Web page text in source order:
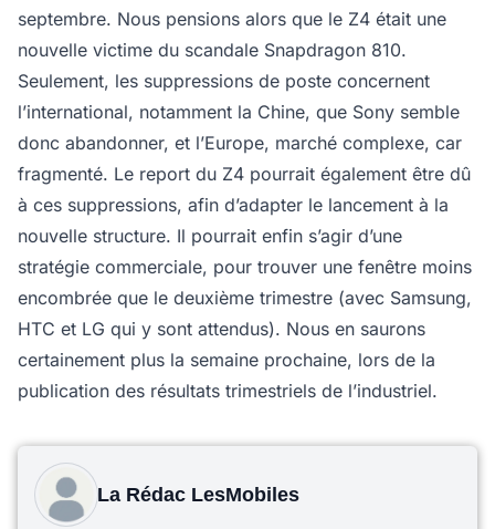
septembre. Nous pensions alors que le Z4 était une
nouvelle victime du scandale Snapdragon 810.
Seulement, les suppressions de poste concernent
l’international, notamment la Chine, que Sony semble
donc abandonner, et l’Europe, marché complexe, car
fragmenté. Le report du Z4 pourrait également être dû
à ces suppressions, afin d’adapter le lancement à la
nouvelle structure. Il pourrait enfin s’agir d’une
stratégie commerciale, pour trouver une fenêtre moins
encombrée que le deuxième trimestre (avec Samsung,
HTC et LG qui y sont attendus). Nous en saurons
certainement plus la semaine prochaine, lors de la
publication des résultats trimestriels de l’industriel.
La Rédac LesMobiles